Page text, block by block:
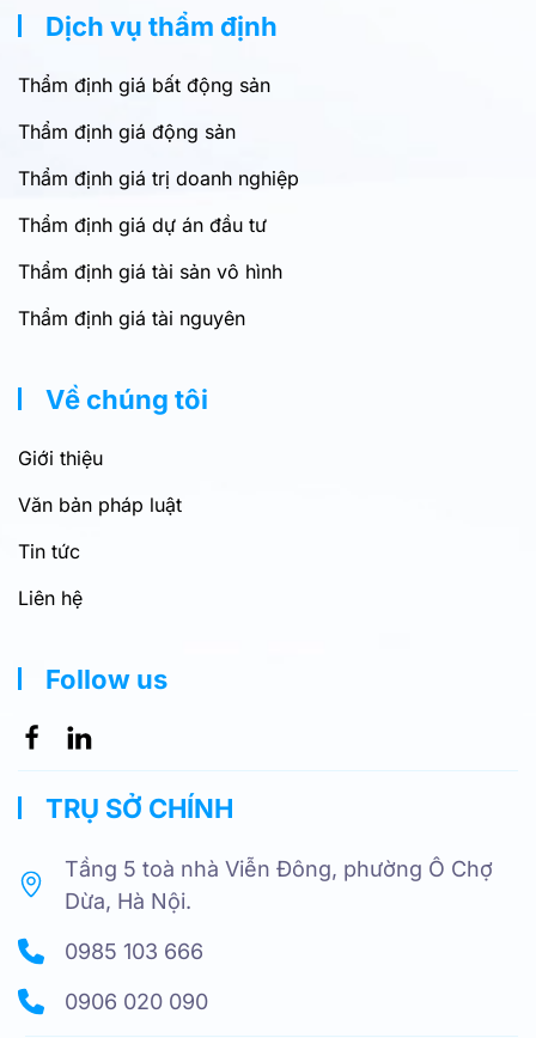
Dịch vụ thẩm định
Thẩm định giá bất động sản
Thẩm định giá động sản
Thẩm định giá trị doanh nghiệp
Thẩm định giá dự án đầu tư
Thẩm định giá tài sản vô hình
Thẩm định giá tài nguyên
Về chúng tôi
Giới thiệu
Văn bản pháp luật
Tin tức
Liên hệ
Follow us
TRỤ SỞ CHÍNH
Tầng 5 toà nhà Viễn Đông, phường Ô Chợ
Dừa, Hà Nội.
0985 103 666
0906 020 090